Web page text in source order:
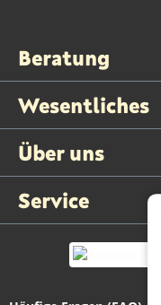
Beratung
Wesentliches
Über uns
Service